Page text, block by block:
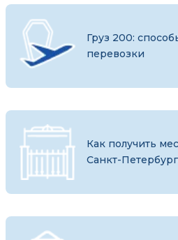
Груз 200:
перевозки
Как получить
Санкт-